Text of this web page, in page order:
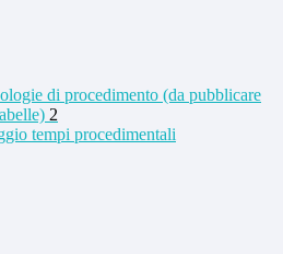
di procedimento (da pubblicare
2
tempi procedimentali